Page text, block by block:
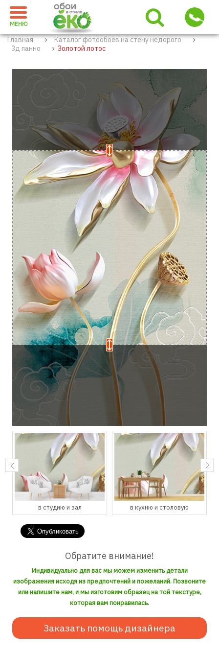
МЕНЮ
Главная
Каталог фотообоев на стену недорого
3д панно
Золотой лотос
в студию и зал в кухню и столовую
Обратите внимание!
Индивидуально для вас мы можем изменить детали
изображения исходя из предпочтений и пожеланий. Позвоните
или напишите нам, и мы изготовим образец на той текстуре,
которая вам понравилась.
Заказать помощь дизайнера